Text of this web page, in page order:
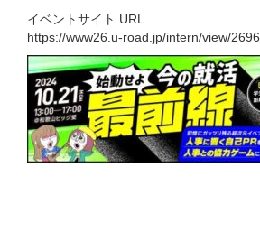
イベントサイト URL
https://www26.u-road.jp/intern/view/2696